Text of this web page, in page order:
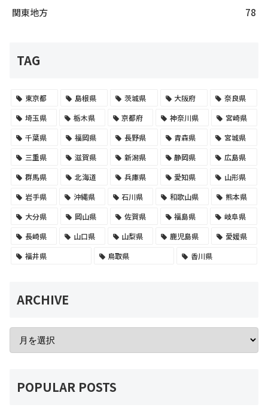
関東地方 78
TAG
東京都 島根県 茨城県 大阪府
奈良県
埼玉県
栃木県 京都府 神奈川県
宮崎県
千葉県
福岡県 長野県 青森県
宮城県
三重県
滋賀県 新潟県 静岡県
広島県
群馬県
北海道 兵庫県 愛知県
山形県
岩手県
沖縄県 石川県 和歌山県
熊本県
大分県
岡山県 佐賀県 福島県
岐阜県
長崎県
山口県 山梨県 鹿児島県
愛媛県
福井県
鳥取県 香川県
ARCHIVE
POPULAR POSTS